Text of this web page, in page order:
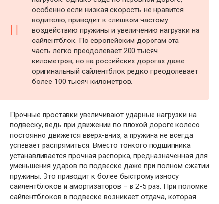
особенно если низкая скорость не нравится
водителю, приводит к слишком частому
воздействию пружины и увеличению нагрузки на
сайлентблок. По европейским дорогам эта
часть легко преодолевает 200 тысяч
километров, но на российских дорогах даже
оригинальный сайлентблок редко преодолевает
более 100 тысяч километров.
Прочные проставки увеличивают ударные нагрузки на
подвеску, ведь при движении по плохой дороге колесо
постоянно движется вверх-вниз, а пружина не всегда
успевает распрямиться. Вместо тонкого подшипника
устанавливается прочная распорка, предназначенная для
уменьшения ударов по подвеске даже при полном сжатии
пружины. Это приводит к более быстрому износу
сайлентблоков и амортизаторов – в 2-5 раз. При поломке
сайлентблоков в подвеске возникает отдача, которая